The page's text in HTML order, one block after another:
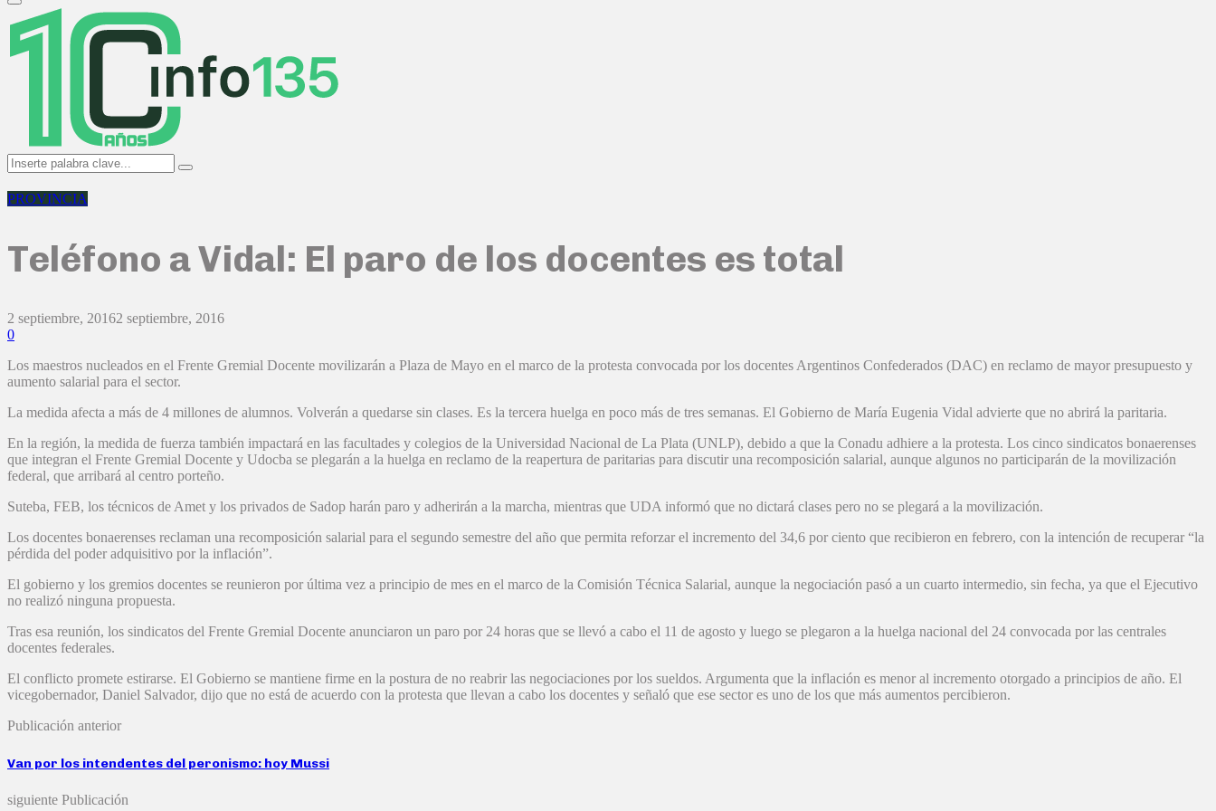
Primary
Menu
Search
for:
Search
PROVINCIA
Teléfono a Vidal: El paro de los docentes es total
2 septiembre, 20162 septiembre, 2016
0
Los maestros nucleados en el Frente Gremial Docente movilizarán a Plaza de Mayo en el marco de la protesta convocada por los docentes Argentinos Confederados (DAC) en reclamo de mayor presupuesto y
aumento salarial para el sector.
La medida afecta a más de 4 millones de alumnos. Volverán a quedarse sin clases. Es la tercera huelga en poco más de tres semanas. El Gobierno de María Eugenia Vidal advierte que no abrirá la paritaria.
En la región, la medida de fuerza también impactará en las facultades y colegios de la Universidad Nacional de La Plata (UNLP), debido a que la Conadu adhiere a la protesta. Los cinco sindicatos bonaerenses
que integran el Frente Gremial Docente y Udocba se plegarán a la huelga en reclamo de la reapertura de paritarias para discutir una recomposición salarial, aunque algunos no participarán de la movilización
federal, que arribará al centro porteño.
Suteba, FEB, los técnicos de Amet y los privados de Sadop harán paro y adherirán a la marcha, mientras que UDA informó que no dictará clases pero no se plegará a la movilización.
Los docentes bonaerenses reclaman una recomposición salarial para el segundo semestre del año que permita reforzar el incremento del 34,6 por ciento que recibieron en febrero, con la intención de recuperar “la
pérdida del poder adquisitivo por la inflación”.
El gobierno y los gremios docentes se reunieron por última vez a principio de mes en el marco de la Comisión Técnica Salarial, aunque la negociación pasó a un cuarto intermedio, sin fecha, ya que el Ejecutivo
no realizó ninguna propuesta.
Tras esa reunión, los sindicatos del Frente Gremial Docente anunciaron un paro por 24 horas que se llevó a cabo el 11 de agosto y luego se plegaron a la huelga nacional del 24 convocada por las centrales
docentes federales.
El conflicto promete estirarse. El Gobierno se mantiene firme en la postura de no reabrir las negociaciones por los sueldos. Argumenta que la inflación es menor al incremento otorgado a principios de año. El
vicegobernador, Daniel Salvador, dijo que no está de acuerdo con la protesta que llevan a cabo los docentes y señaló que ese sector es uno de los que más aumentos percibieron.
Publicación anterior
Van por los intendentes del peronismo: hoy Mussi
siguiente Publicación